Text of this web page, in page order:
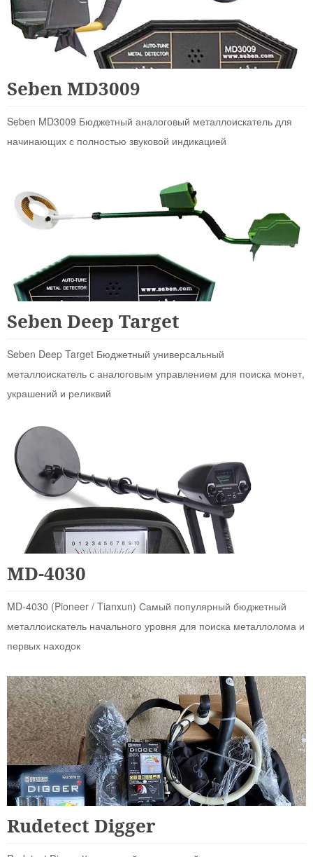
Seben MD3009
Seben MD3009 Бюджетный аналоговый металлоискатель для
начинающих с полностью звуковой индикацией
Seben Deep Target
Seben Deep Target Бюджетный универсальный
металлоискатель с аналоговым управлением для поиска монет,
украшений и реликвий
MD-4030
MD-4030 (Pioneer / Tianxun) Самый популярный бюджетный
металлоискатель начального уровня для поиска металлолома и
первых находок
Rudetect Digger